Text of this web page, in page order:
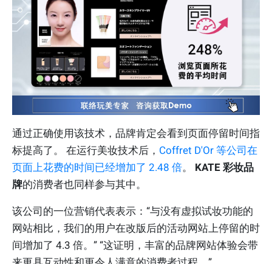
通过正确使用该技术，品牌肯定会看到页面停留时间指
标提高了。 在运行美妆技术后， Coffret D'Or 等公司在
页面上花费的时间已经增加了 2.48 倍。 KATE 彩妆品
牌的消费者也同样参与其中。
该公司的一位营销代表表示：“与没有虚拟试妆功能的
网站相比，我们的用户在改版后的活动网站上停留的时
间增加了 4.3 倍。” “这证明，丰富的品牌网站体验会带